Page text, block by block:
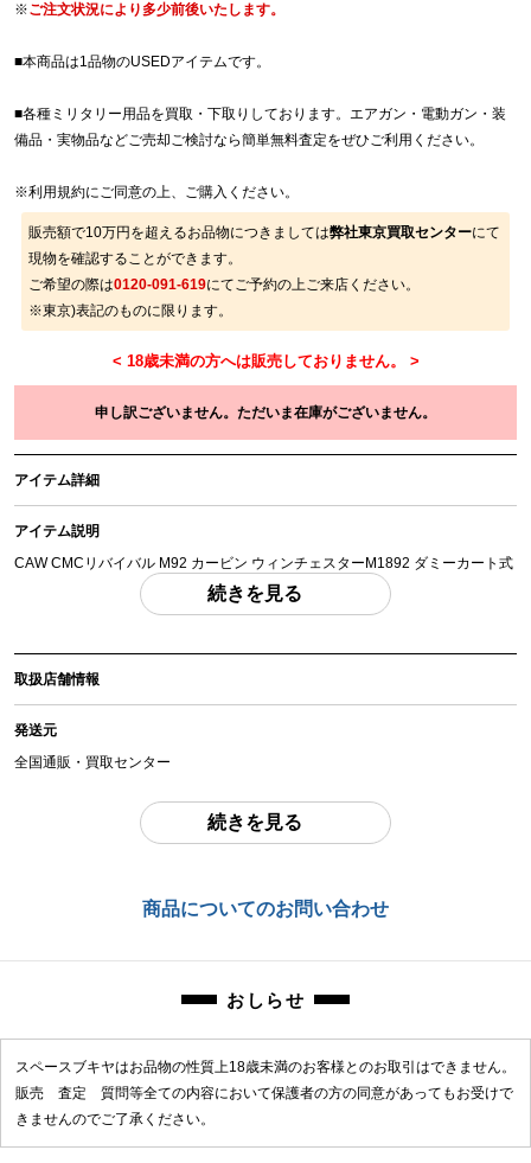
※ご注文状況により多少前後いたします。
■本商品は1品物のUSEDアイテムです。
■各種ミリタリー用品を買取・下取りしております。エアガン・電動ガン・装
備品・実物品などご売却ご検討なら簡単無料査定をぜひご利用ください。
※利用規約にご同意の上、ご購入ください。
販売額で10万円を超えるお品物につきましては弊社東京買取センターにて
現物を確認することができます。
ご希望の際は0120-091-619にてご予約の上ご来店ください。
※東京)表記のものに限ります。
申し訳ございません。ただいま在庫がございません。
アイテム詳細
アイテム説明
CAW CMCリバイバル M92 カービン ウィンチェスターM1892 ダミーカート式
説明書はCMCのコピーとなります。パーツの互換性はなく、当時の仕様から変
更されていますので予めご了承ください。
ート6発付属、写真に写っているものが全てです。 （撮影、運搬備品は除く）
アイテム状態
中古：C（使用感あり/キズ、ヨゴレあり）
外箱は傷みがあります。本体は通常の使用感・傷・スプリングカバーに傷・薄
chc-2602083416-ai-081509715
続きを見る
取扱店舗情報
発送元
全国通販・買取センター
東京都江戸川区中葛西6-10-14 2F
続きを見る
商品についてのお問い合わせ
おしらせ
スペースブキヤはお品物の性質上18歳未満のお客様とのお取引はできません。
販売 査定 質問等全ての内容において保護者の方の同意があってもお受けで
きませんのでご了承ください。